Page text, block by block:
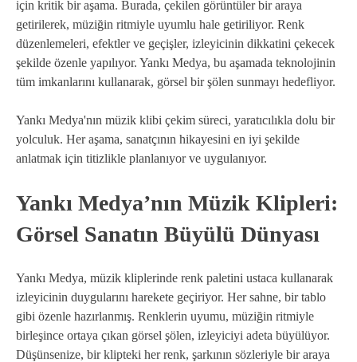
için kritik bir aşama. Burada, çekilen görüntüler bir araya
getirilerek, müziğin ritmiyle uyumlu hale getiriliyor. Renk
düzenlemeleri, efektler ve geçişler, izleyicinin dikkatini çekecek
şekilde özenle yapılıyor. Yankı Medya, bu aşamada teknolojinin
tüm imkanlarını kullanarak, görsel bir şölen sunmayı hedefliyor.
Yankı Medya'nın müzik klibi çekim süreci, yaratıcılıkla dolu bir
yolculuk. Her aşama, sanatçının hikayesini en iyi şekilde
anlatmak için titizlikle planlanıyor ve uygulanıyor.
Yankı Medya’nın Müzik Klipleri:
Görsel Sanatın Büyülü Dünyası
Yankı Medya, müzik kliplerinde renk paletini ustaca kullanarak
izleyicinin duygularını harekete geçiriyor. Her sahne, bir tablo
gibi özenle hazırlanmış. Renklerin uyumu, müziğin ritmiyle
birleşince ortaya çıkan görsel şölen, izleyiciyi adeta büyülüyor.
Düşünsenize, bir klipteki her renk, şarkının sözleriyle bir araya